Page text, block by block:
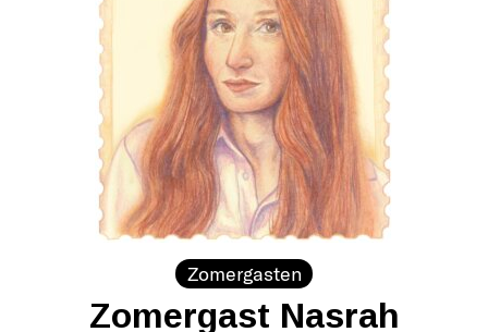
Zomergasten
Zomergast Nasrah